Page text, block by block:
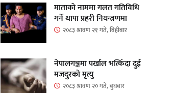
माताकाे नाममा गलत गतिविधि
गर्ने थापा प्रहरी नियन्त्रणमा
२०८३ श्रावण २१ गते, बिहीबार
नेपालगञ्जमा पर्खाल भत्किँदा दुई
मजदुरको मृत्यु
२०८३ श्रावण २० गते, बुधबार